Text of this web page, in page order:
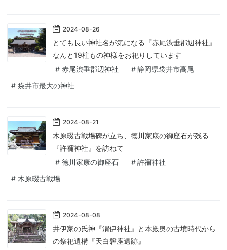
2024-08-26
とても長い神社名が気になる『赤尾渋垂郡辺神社』
なんと19柱もの神様をお祀りしています
# 赤尾渋垂郡辺神社 # 静岡県袋井市高尾
# 袋井市最大の神社
2024-08-21
木原畷古戦場碑が立ち、徳川家康の御座石が残る
『許禰神社』を訪ねて
# 徳川家康の御座石 # 許禰神社
# 木原畷古戦場
2024-08-08
井伊家の氏神『渭伊神社』と本殿奥の古墳時代から
の祭祀遺構『天白磐座遺跡』